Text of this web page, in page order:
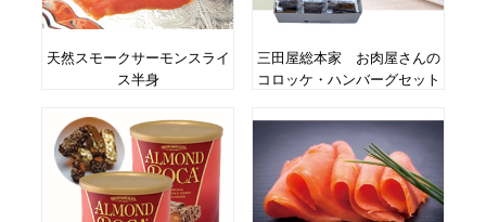
天然スモークサーモンスライ
ス半身
三田屋総本家 お肉屋さんの
コロッケ・ハンバーグセット